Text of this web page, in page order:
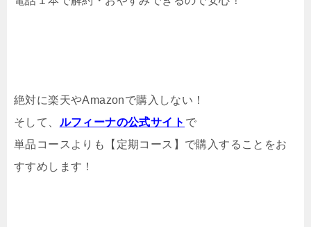
絶対に楽天やAmazonで購入しない！
そして、 ルフィーナの公式サイト で
単品コースよりも【定期コース】で購入することをお
すすめします！